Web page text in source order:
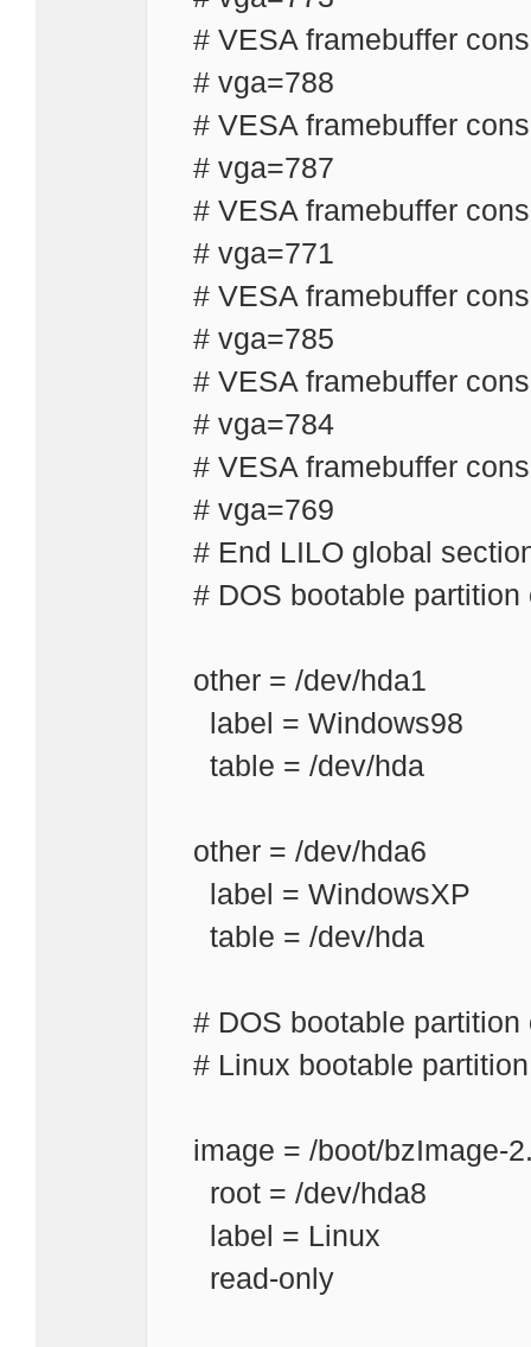
# VESA framebuffer
# vga=788
# VESA framebuffer
# vga=787
# VESA framebuffer
# vga=771
# VESA framebuffer
# vga=785
# VESA framebuffer
# vga=784
# VESA framebuffer
# vga=769
# End LILO global
# DOS bootable
other = /dev/hda1
label = Windows98
table = /dev/hda
other = /dev/hda6
label = WindowsXP
table = /dev/hda
# DOS bootable
# Linux bootable
image = /boot/bzImage-
root = /dev/hda8
label = Linux
read-only